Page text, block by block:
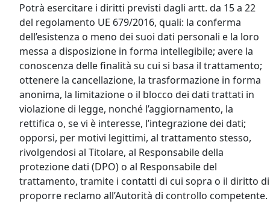
Potrà esercitare i diritti previsti dagli artt. da 15 a 22
del regolamento UE 679/2016, quali: la conferma
dell’esistenza o meno dei suoi dati personali e la loro
messa a disposizione in forma intellegibile; avere la
conoscenza delle finalità su cui si basa il trattamento;
ottenere la cancellazione, la trasformazione in forma
anonima, la limitazione o il blocco dei dati trattati in
violazione di legge, nonché l’aggiornamento, la
rettifica o, se vi è interesse, l’integrazione dei dati;
opporsi, per motivi legittimi, al trattamento stesso,
rivolgendosi al Titolare, al Responsabile della
protezione dati (DPO) o al Responsabile del
trattamento, tramite i contatti di cui sopra o il diritto di
proporre reclamo all’Autorità di controllo competente.